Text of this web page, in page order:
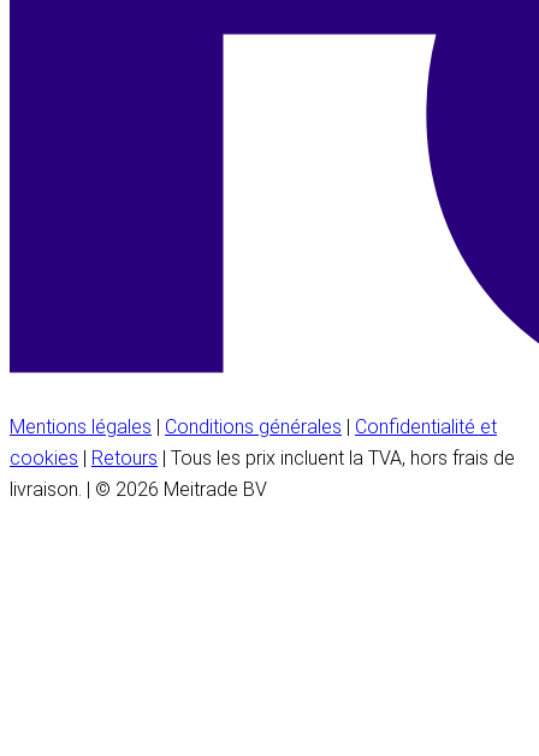
Mentions légales | Conditions générales | Confidentialité et
cookies | Retours | Tous les prix incluent la TVA, hors frais de
livraison. | © 2026 Meitrade BV